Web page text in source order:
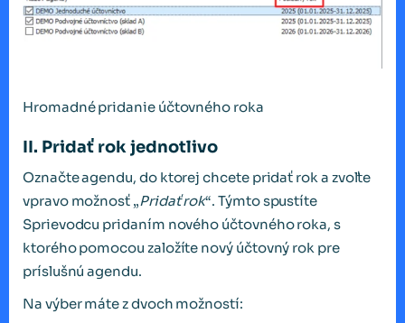
Hromadné pridanie účtovného roka
II. Pridať rok jednotlivo
Označte agendu, do ktorej chcete pridať rok a zvoľte
vpravo možnosť „Pridať rok“. Týmto spustíte
Sprievodcu pridaním nového účtovného roka, s
ktorého pomocou založíte nový účtovný rok pre
príslušnú agendu.
Na výber máte z dvoch možností: